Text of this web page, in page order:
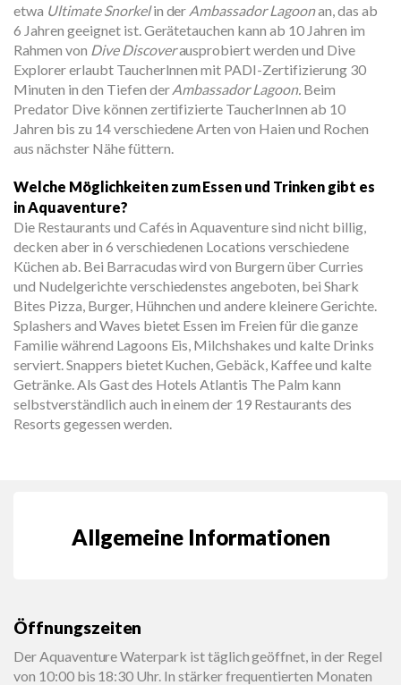
etwa Ultimate Snorkelin der Ambassador Lagoonan, das ab
6 Jahren geeignet ist. Gerätetauchen kann ab 10 Jahren im
Rahmen von Dive Discoverausprobiert werden und Dive
Explorer erlaubt TaucherInnen mit PADI-Zertifizierung 30
Minuten in den Tiefen derAmbassador Lagoon. Beim
Predator Dive können zertifizierte TaucherInnen ab 10
Jahren bis zu 14 verschiedene Arten von Haien und Rochen
aus nächster Nähe füttern.
Welche Möglichkeiten zum Essen und Trinken gibt es
in Aquaventure?
Die Restaurants und Cafés in Aquaventure sind nicht billig,
decken aber in 6 verschiedenen Locations verschiedene
Küchen ab. Bei Barracudas wird von Burgern über Curries
und Nudelgerichte verschiedenstes angeboten, bei Shark
Bites Pizza, Burger, Hühnchen und andere kleinere Gerichte.
Splashers and Waves bietet Essen im Freien für die ganze
Familie während Lagoons Eis, Milchshakes und kalte Drinks
serviert. Snappers bietet Kuchen, Gebäck, Kaffee und kalte
Getränke. Als Gast des Hotels Atlantis The Palm kann
selbstverständlich auch in einem der 19 Restaurants des
Resorts gegessen werden.
Allgemeine Informationen
Öffnungszeiten
Der Aquaventure Waterpark ist täglich geöffnet, in der Regel
von 10:00 bis 18:30 Uhr. In stärker frequentierten Monaten